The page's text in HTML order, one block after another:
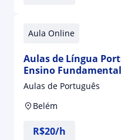
Aula Online
Aulas de Língua
Ensino
Concursos
Aulas de Português
Belém
R$20/h